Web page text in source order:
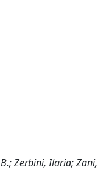
Zerbini, Ilaria;